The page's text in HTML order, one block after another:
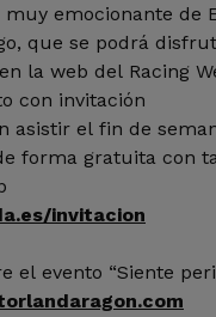
emocionante de
que se podrá
la web del Racing
con invitación
asistir el fin de
forma gratuita con
invitacion
el evento “Siente